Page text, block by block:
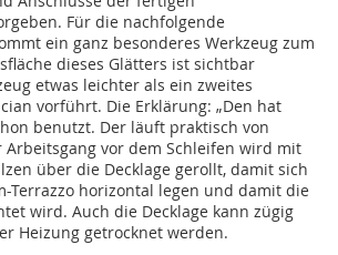
Für die nachfolgende
ein ganz besonderes Werkzeug zum
dieses Glätters ist sichtbar
etwas leichter als ein zweites
vorführt. Die Erklärung: „Den hat
benutzt. Der läuft praktisch von
Arbeitsgang vor dem Schleifen wird mit
über die Decklage gerollt, damit sich
Terrazzo horizontal legen und damit die
wird. Auch die Decklage kann zügig
Heizung getrocknet werden.